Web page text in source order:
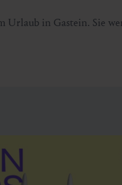
Urlaub in Gastein. Sie